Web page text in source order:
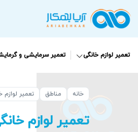
تعمیر لوازم خانگی تعمیر سرمایشی و
خانه مناطق تعمیر لوازم
تعمیر لوازم